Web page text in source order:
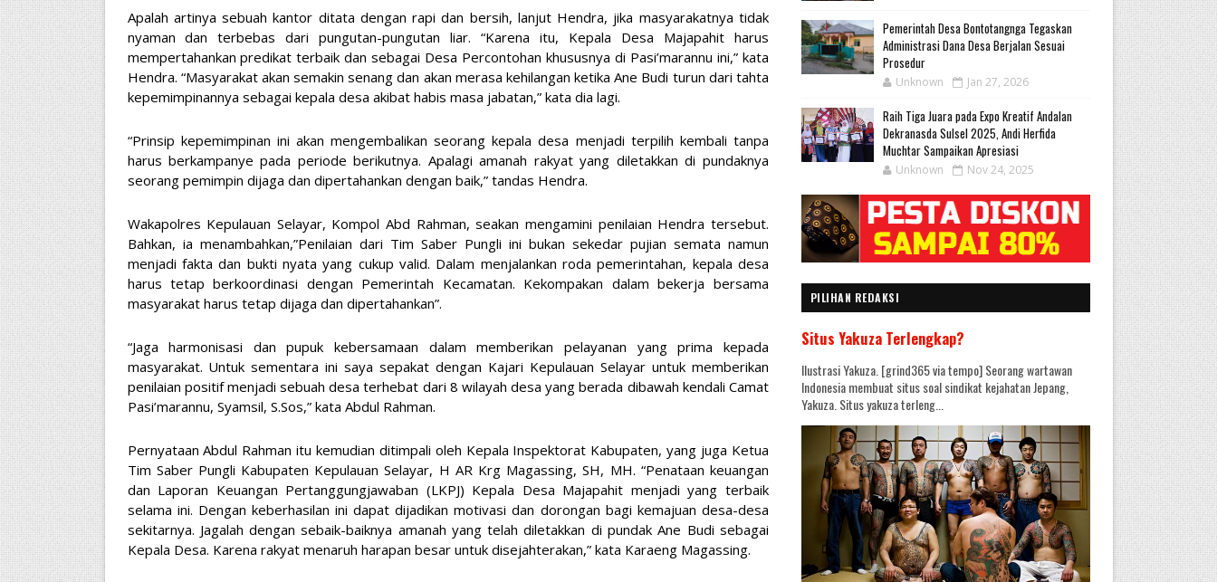
Apalah artinya sebuah kantor ditata dengan rapi dan bersih, lanjut Hendra, jika masyarakatnya tidak
nyaman dan terbebas dari pungutan-pungutan liar. “Karena itu, Kepala Desa Majapahit harus
mempertahankan predikat terbaik dan sebagai Desa Percontohan khususnya di Pasi’marannu ini,” kata
Hendra. “Masyarakat akan semakin senang dan akan merasa kehilangan ketika Ane Budi turun dari tahta
kepemimpinannya sebagai kepala desa akibat habis masa jabatan,” kata dia lagi.
“Prinsip kepemimpinan ini akan mengembalikan seorang kepala desa menjadi terpilih kembali tanpa
harus berkampanye pada periode berikutnya. Apalagi amanah rakyat yang diletakkan di pundaknya
seorang pemimpin dijaga dan dipertahankan dengan baik,” tandas Hendra.
Wakapolres Kepulauan Selayar, Kompol Abd Rahman, seakan mengamini penilaian Hendra tersebut.
Bahkan, ia menambahkan,”Penilaian dari Tim Saber Pungli ini bukan sekedar pujian semata namun
menjadi fakta dan bukti nyata yang cukup valid. Dalam menjalankan roda pemerintahan, kepala desa
harus tetap berkoordinasi dengan Pemerintah Kecamatan. Kekompakan dalam bekerja bersama
masyarakat harus tetap dijaga dan dipertahankan”.
“Jaga harmonisasi dan pupuk kebersamaan dalam memberikan pelayanan yang prima kepada
masyarakat. Untuk sementara ini saya sepakat dengan Kajari Kepulauan Selayar untuk memberikan
penilaian positif menjadi sebuah desa terhebat dari 8 wilayah desa yang berada dibawah kendali Camat
Pasi’marannu, Syamsil, S.Sos,” kata Abdul Rahman.
Pernyataan Abdul Rahman itu kemudian ditimpali oleh Kepala Inspektorat Kabupaten, yang juga Ketua
Tim Saber Pungli Kabupaten Kepulauan Selayar, H AR Krg Magassing, SH, MH. “Penataan keuangan
dan Laporan Keuangan Pertanggungjawaban (LKPJ) Kepala Desa Majapahit menjadi yang terbaik
selama ini. Dengan keberhasilan ini dapat dijadikan motivasi dan dorongan bagi kemajuan desa-desa
sekitarnya. Jagalah dengan sebaik-baiknya amanah yang telah diletakkan di pundak Ane Budi sebagai
Kepala Desa. Karena rakyat menaruh harapan besar untuk disejahterakan,” kata Karaeng Magassing.
Pemerintah Desa Bontotangnga Tegaskan
Administrasi Dana Desa Berjalan Sesuai
Prosedur
Unknown Jan 27, 2026
Raih Tiga Juara pada Expo Kreatif Andalan
Dekranasda Sulsel 2025, Andi Herfida
Muchtar Sampaikan Apresiasi
Unknown Nov 24, 2025
PILIHAN REDAKSI
Situs Yakuza Terlengkap?
Ilustrasi Yakuza. [grind365 via tempo] Seorang wartawan
Indonesia membuat situs soal sindikat kejahatan Jepang,
Yakuza. Situs yakuza terleng...